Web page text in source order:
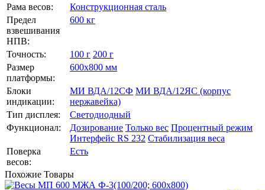
Рама весов:
Конструкционная сталь
Предел
взвешивания
НПВ:
600 кг
Точность: 100 г 200 г
Размер
платформы:
600х800 мм
Блоки
индикации:
МИ ВДА/12СФ МИ ВДА/12ЯС (корпус
нержавейка)
Тип дисплея:
Светодиодный
Функционал:
Дозирование Только вес Процентный режим
Интерфейс RS 232 Стабилизация веса
Поверка
весов:
Есть
Похожие Товары